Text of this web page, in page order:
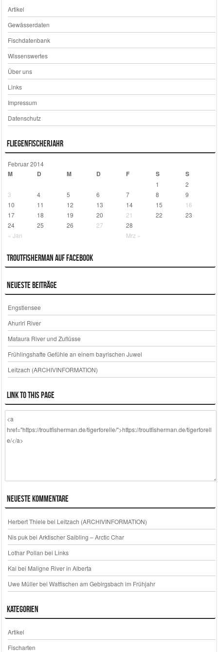
Artikel
Gewässerdaten
Fischdatenbank
Wissenswertes
Über uns
Links
Impressum
Datenschutz
Fliegenfischerjahr
Februar 2014
M D M D F S S
« Jan Mrz »
1
2
3
4 5 6 7 8
9
10
11 12 13 14 15
16
17
18 19 20 21 22
23
24
25 26 27 28
Troutfisherman auf Facebook
Neueste Beiträge
Engstlensee
Ahuriri River
Mataura River und Zuflüsse
Frühlingshafte Gefühle an einem bayrischen Juwel
Leitzach (ARCHIVINFORMATION)
Link to this page
Neueste Kommentare
Herbert Thiele bei Leitzach (ARCHIVINFORMATION)
Nis pukbei Arktischer Saibling – Arctic Char
Lothar Pollan bei Links
Kai bei Maligne River in Alberta
Uwe Müllerbei Watfischen am Gebirgsbach im Frühjahr
Kategorien
Artikel
Fischarten